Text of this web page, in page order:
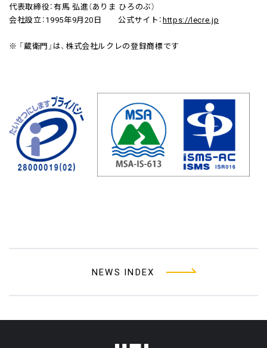
代表取締役：有馬 弘進（ありま ひろのぶ）
会社設立：1995年9月20日 公式サイト：https://lecre.jp
※ 「蔵衛門」は、株式会社ルクレの登録商標です
NEWS INDEX